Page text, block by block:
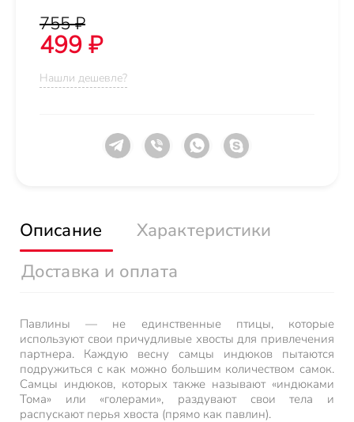
755 ₽
499 ₽
Нашли дешевле?
Описание
Характеристики
Доставка и оплата
Павлины — не единственные птицы, которые
используют свои причудливые хвосты для привлечения
партнера. Каждую весну самцы индюков пытаются
подружиться с как можно большим количеством самок.
Самцы индюков, которых также называют «индюками
Тома» или «голерами», раздувают свои тела и
распускают перья хвоста (прямо как павлин).